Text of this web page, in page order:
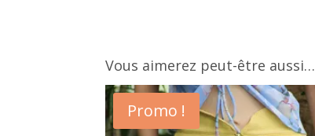
Vous aimerez peut-être aussi…
Promo !